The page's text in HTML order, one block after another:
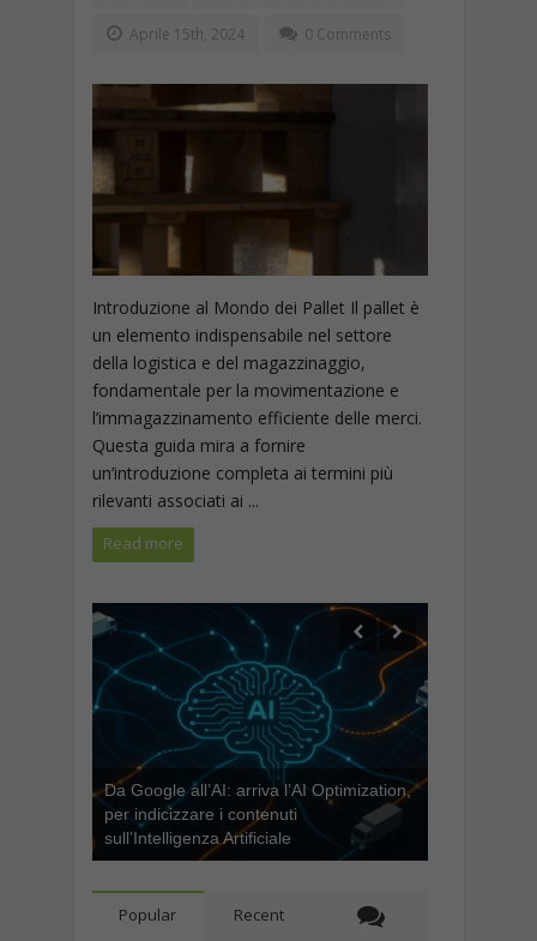
Aprile 15th, 2024 0 Comments
Introduzione al Mondo dei Pallet Il pallet è
un elemento indispensabile nel settore
della logistica e del magazzinaggio,
fondamentale per la movimentazione e
l’immagazzinamento efficiente delle merci.
Questa guida mira a fornire
un’introduzione completa ai termini più
rilevanti associati ai ...
Read more
Da Google all’AI: arriva l’AI Optimization,
per indicizzare i contenuti
sull’Intelligenza Artificiale
Popular Recent